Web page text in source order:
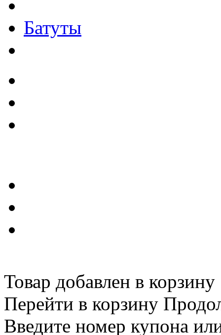
Батуты
Товар добавлен в корзину
Перейти в корзину
Введите номер купона